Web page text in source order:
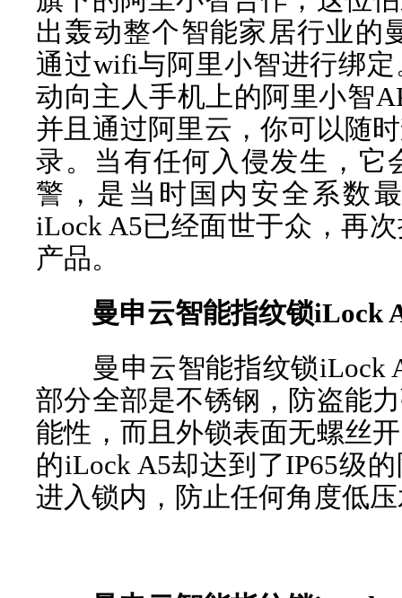
出轰动整个智能家居行业的
通过wifi与阿里小智进行绑
动向主人手机上的阿里小智
并且通过阿里云，你可以随
录。当有任何入侵发生，它
警，是当时国内安全系数
iLock A5已经面世于众，再
产品。
曼申云智能指纹锁iLock
曼申云智能指纹锁iLock
部分全部是不锈钢，防盗能
能性，而且外锁表面无螺丝
的iLock A5却达到了IP65级
进入锁内，防止任何角度低